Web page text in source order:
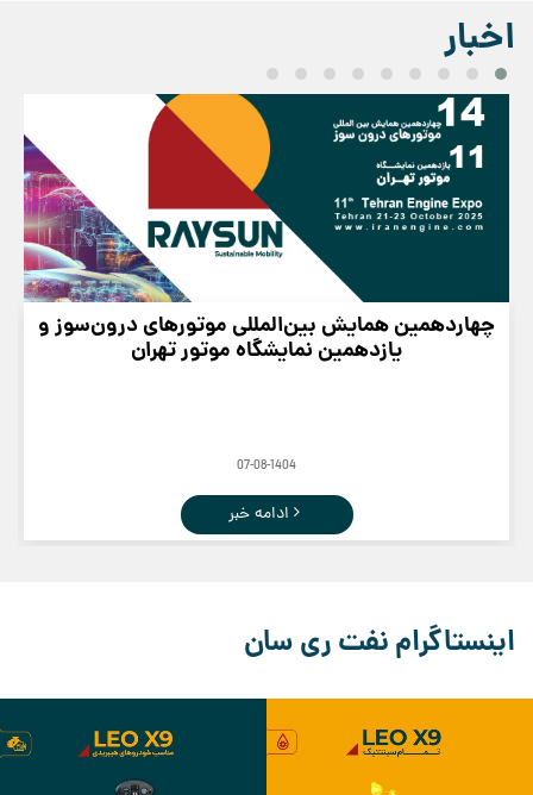
اخبار
چهاردهمین همایش بین‌المللی موتورهای درون‌سوز و
یازدهمین نمایشگاه موتور تهران
07-08-1404
ادامه خبر
اینستاگرام نفت ری سان